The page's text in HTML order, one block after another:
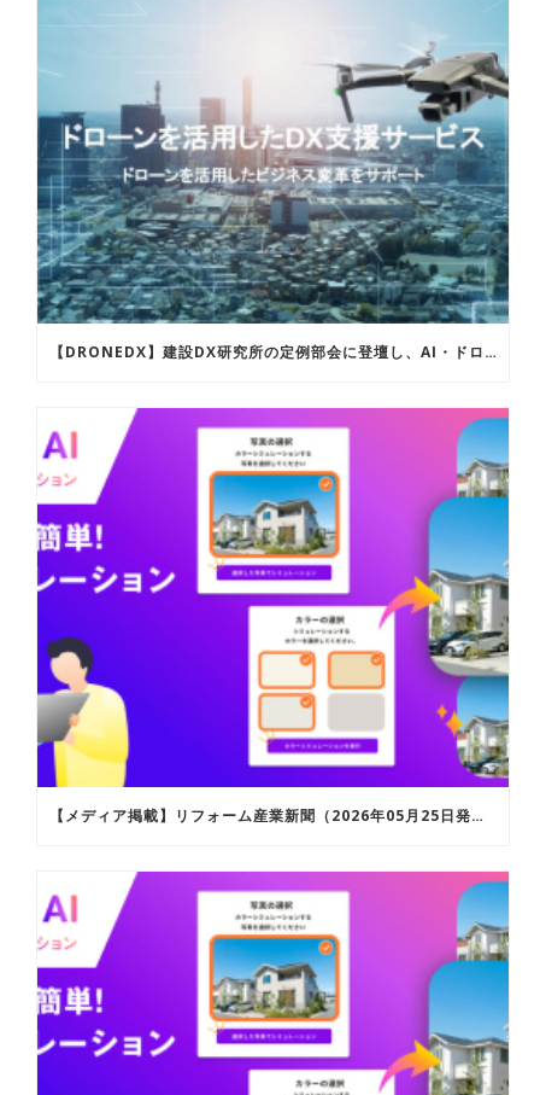
【DRONEDX】建設DX研究所の定例部会に登壇し、AI・ドローンを活用した建設現場のDX化の取り組み事例についてご紹介しました
【メディア掲載】リフォーム産業新聞（2026年05月25日発行）およびリフォーム産業新聞ウェブサイトにて「ROOFERAI カラーシミュレーション」が紹介されました